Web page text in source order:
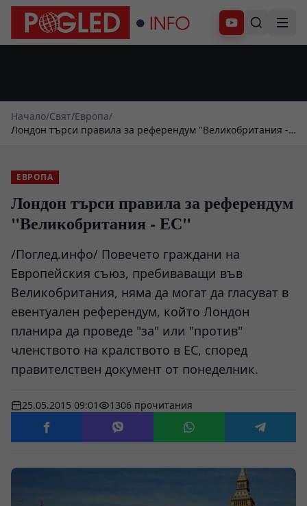
Абонирай се
Начало/Свят/Европа/
Лондон търси правила за референдум "Великобритания -
ЕВРОПА
Лондон търси правила за референдум
"Великобритания - ЕС"
/Поглед.инфо/ Повечето граждани на
Европейския съюз, пребиваващи във
Великобритания, няма да могат да гласуват в
евентуален референдум, който Лондон
планира да проведе "за" или "против"
членството на кралството в ЕС, според
правителствен документ от понеделник.
25.05.2015 09:01 1306 прочитания